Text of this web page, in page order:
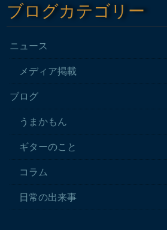
ブログカテゴリー
ニュース
メディア掲載
ブログ
うまかもん
ギターのこと
コラム
日常の出来事